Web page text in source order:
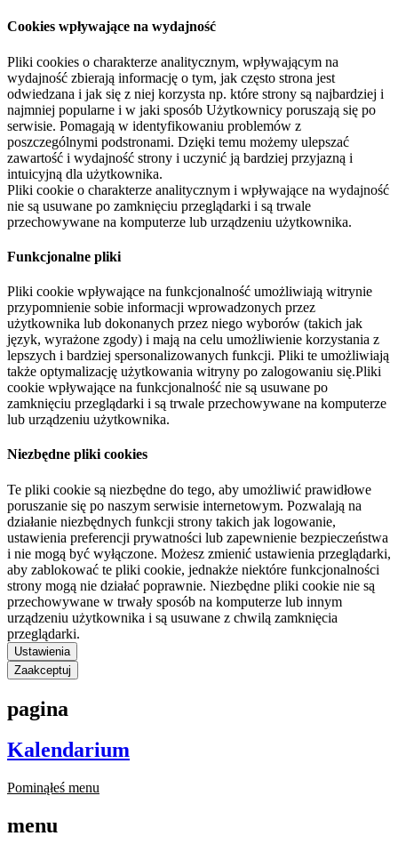
Cookies wpływające na wydajność
Pliki cookies o charakterze analitycznym, wpływającym na
wydajność zbierają informację o tym, jak często strona jest
odwiedzana i jak się z niej korzysta np. które strony są najbardziej i
najmniej popularne i w jaki sposób Użytkownicy poruszają się po
serwisie. Pomagają w identyfikowaniu problemów z
poszczególnymi podstronami. Dzięki temu możemy ulepszać
zawartość i wydajność strony i uczynić ją bardziej przyjazną i
intuicyjną dla użytkownika.
Pliki cookie o charakterze analitycznym i wpływające na wydajność
nie są usuwane po zamknięciu przeglądarki i są trwale
przechowywane na komputerze lub urządzeniu użytkownika.
Funkcjonalne pliki
Pliki cookie wpływające na funkcjonalność umożliwiają witrynie
przypomnienie sobie informacji wprowadzonych przez
użytkownika lub dokonanych przez niego wyborów (takich jak
język, wyrażone zgody) i mają na celu umożliwienie korzystania z
lepszych i bardziej spersonalizowanych funkcji. Pliki te umożliwiają
także optymalizację użytkowania witryny po zalogowaniu się.Pliki
cookie wpływające na funkcjonalność nie są usuwane po
zamknięciu przeglądarki i są trwale przechowywane na komputerze
lub urządzeniu użytkownika.
Niezbędne pliki cookies
Te pliki cookie są niezbędne do tego, aby umożliwić prawidłowe
poruszanie się po naszym serwisie internetowym. Pozwalają na
działanie niezbędnych funkcji strony takich jak logowanie,
ustawienia preferencji prywatności lub zapewnienie bezpieczeństwa
i nie mogą być wyłączone. Możesz zmienić ustawienia przeglądarki,
aby zablokować te pliki cookie, jednakże niektóre funkcjonalności
strony mogą nie działać poprawnie. Niezbędne pliki cookie nie są
przechowywane w trwały sposób na komputerze lub innym
urządzeniu użytkownika i są usuwane z chwilą zamknięcia
przeglądarki.
Ustawienia
Zaakceptuj
pagina
Kalendarium
Pominąłeś menu
menu